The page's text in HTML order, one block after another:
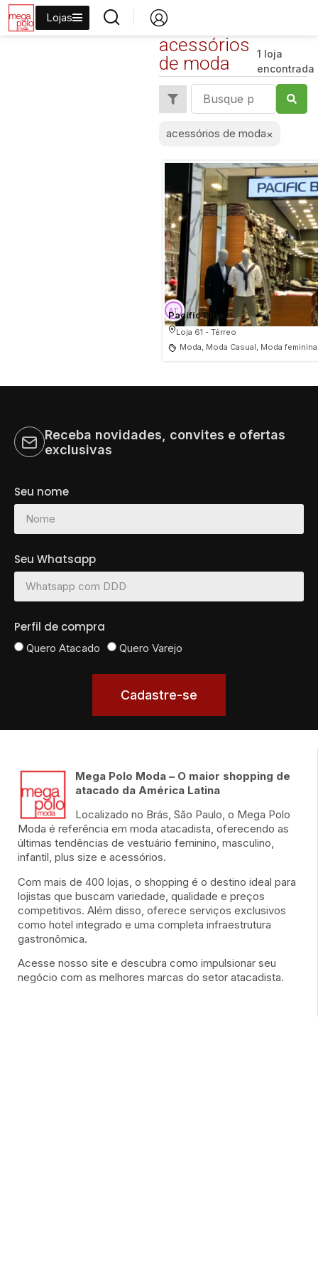
Lojas
acessórios
de moda
1 loja
encontrada
acessórios de moda×
Pacific Blue
Loja 61 - Térreo
Moda, Moda Casual, Moda
Receba novidades, convites e ofertas
exclusivas
Seu nome
Seu Whatsapp
Perfil de compra
Quero Atacado Quero Varejo
Cadastre-se
Mega Polo Moda – O maior shopping de
atacado da América Latina
Localizado no Brás, São Paulo, o Mega Polo
Moda é referência em moda atacadista, oferecendo as
últimas tendências de vestuário feminino, masculino,
infantil, plus size e acessórios.
Com mais de 400 lojas, o shopping é o destino ideal para
lojistas que buscam variedade, qualidade e preços
competitivos. Além disso, oferece serviços exclusivos
como hotel integrado e uma completa infraestrutura
gastronômica.
Acesse nosso site e descubra como impulsionar seu
negócio com as melhores marcas do setor atacadista.